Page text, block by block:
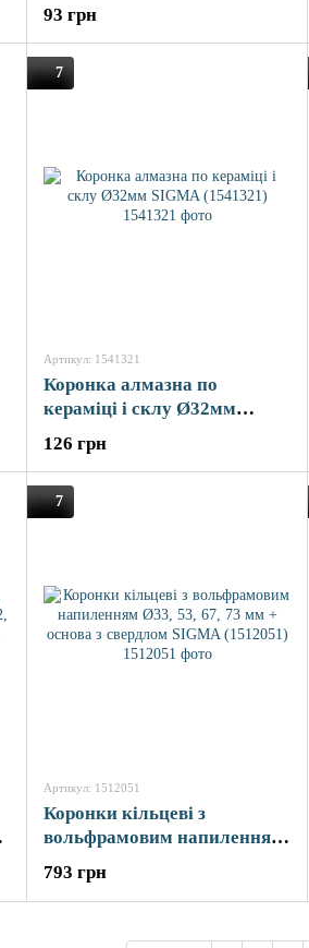
93 грн
7
Артикул: 1541321
Коронка алмазна по
кераміці і склу Ø32мм
126 грн
7
Артикул: 1512051
Коронки кільцеві з
вольфрамовим напиленням
свердлом SIGMA (1512051)
793 грн